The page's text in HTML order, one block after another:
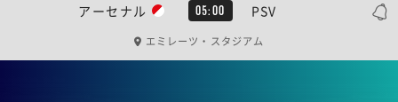
アーセナル 05:00 PSV
エミレーツ・スタジアム